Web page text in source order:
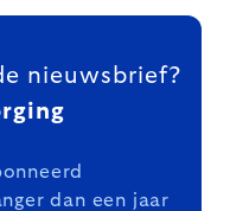
nieuwsbrief?
dan een jaar